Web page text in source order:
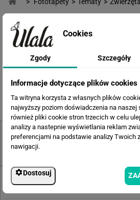
Poprzednia 1
OPINIE KLIENTÓW
Pokaż opinie klientów
Cookies
Zgody Szczegóły
Informacje dotyczące plików cookies
Ta witryna korzysta z własnych plików
najwyższy poziom doświadczenia na naszej
również pliki cookie stron trzecich w celu
analizy a nastepnie wyświetlania reklam
preferencjami na podstawie analizy Twoich
nawigacji.
Dostosuj